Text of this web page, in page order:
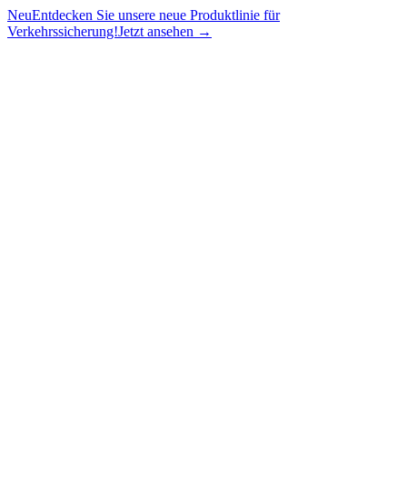
NeuEntdecken Sie unsere neue Produktlinie für
Verkehrssicherung!Jetzt ansehen →